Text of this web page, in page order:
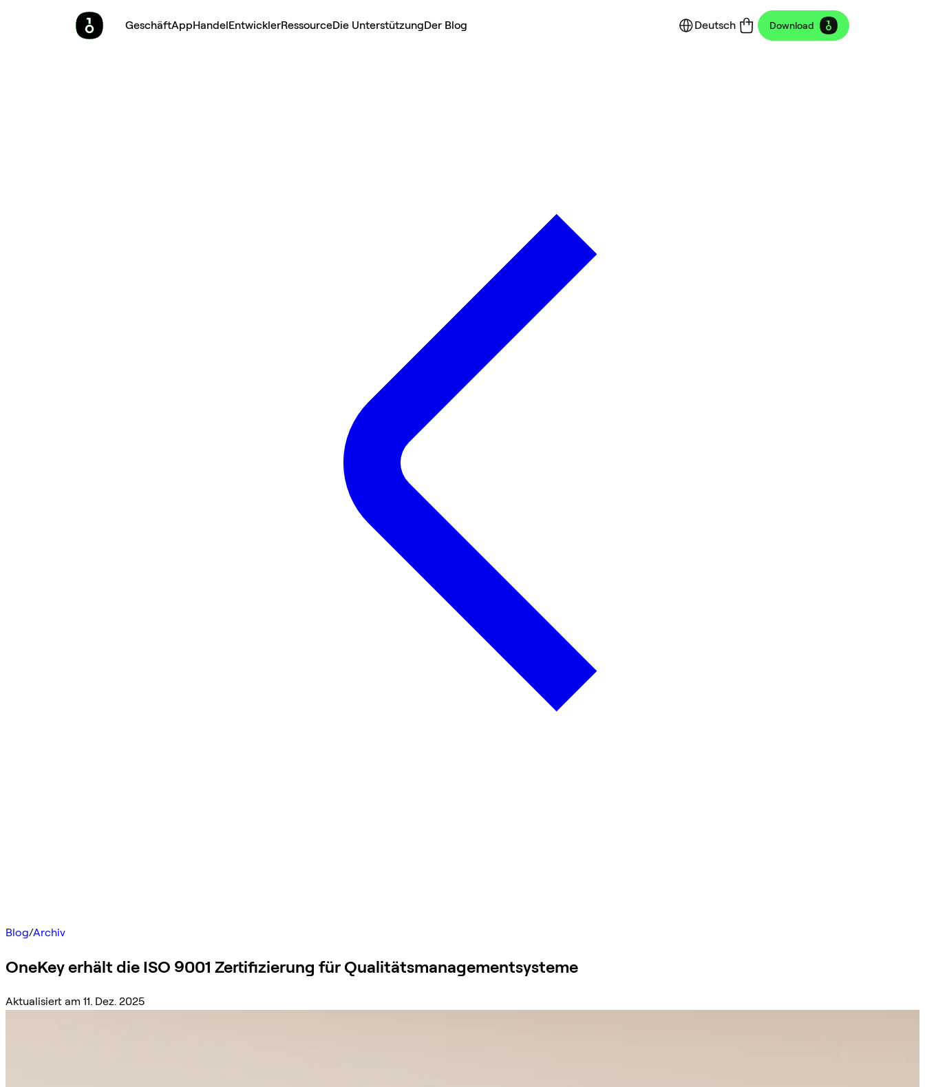
GeschäftAppHandelEntwicklerRessourceDie UnterstützungDer Blog Deutsch Download
Blog/Archiv
OneKey erhält die ISO 9001 Zertifizierung für Qualitätsmanagementsysteme
Aktualisiert am 11. Dez. 2025